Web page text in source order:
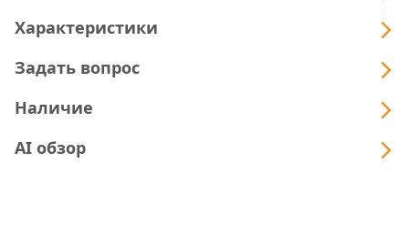
Характеристики
Задать вопрос
Наличие
AI обзор